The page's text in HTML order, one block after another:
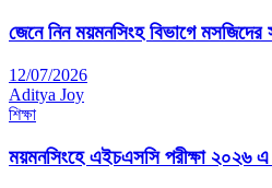
জেনে নিন ময়মনসিংহ বিভাগে মসজিদের
12/07/2026
Aditya Joy
শিক্ষা
ময়মনসিংহে এইচএসসি পরীক্ষা ২০২৬ এ